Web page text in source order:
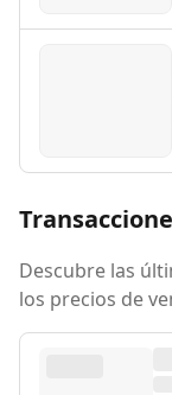
Descubre las
los precios de